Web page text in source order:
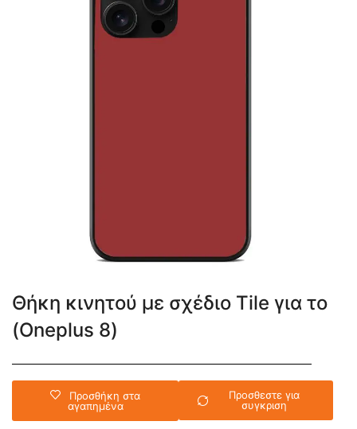
Θήκη κινητού με σχέδιο Tile για το
(Oneplus 8)
Προσθήκη στα
αγαπημένα
Προσθεστε για
συγκριση